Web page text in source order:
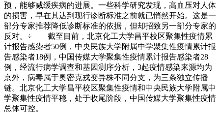
预，能够减缓疾病的进展。一些科学研究发现，高血压对人体
的损害，早在其达到现行诊断标准之前就已悄然开始。这是一
部分专家推荐降低诊断标准的依据，但却招致另一部分专家的
反对。÷ 截至目前，北京化工大学昌平校区聚集性疫情累
计报告感染者50例，中央民族大学附属中学聚集性疫情累计报
告感染者18例，中国传媒大学聚集性疫情累计报告感染者28
例，经流行病学调查和基因测序分析，3起疫情感染来源均为
京外，病毒属于奥密克戎变异株不同分支，为三条独立传播
链。北京化工大学昌平校区聚集性疫情和中央民族大学附属中
学聚集性疫情平稳，处于收尾阶段，中国传媒大学聚集性疫情
总体可控。